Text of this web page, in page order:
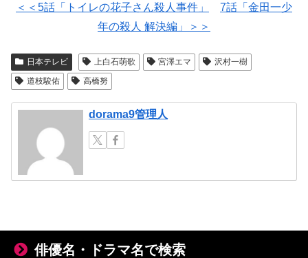
＜＜5話「トイレの花子さん殺人事件」
7話「金田一少
年の殺人 解決編」＞＞
日本テレビ 上白石萌歌 宮澤エマ
沢村一樹
道枝駿佑
高橋努
dorama9管理人
俳優名・ドラマ名で検索